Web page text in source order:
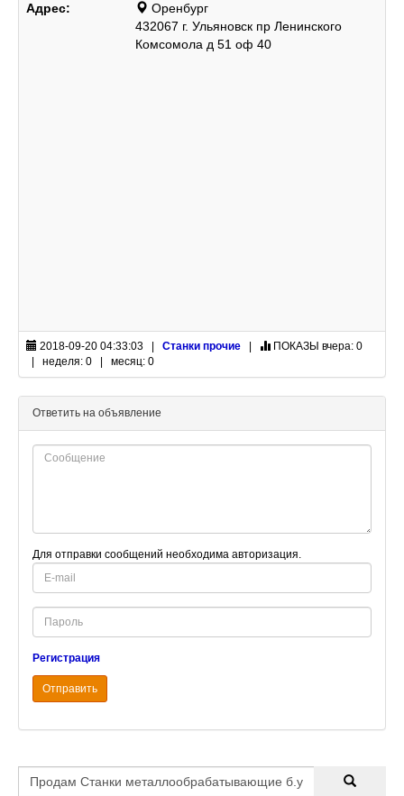
Адрес:
Оренбург
432067 г. Ульяновск пр Ленинского
Комсомола д 51 оф 40
2018-09-20 04:33:03 | Станки прочие ПОКАЗЫ вчера: 0
| неделя: 0 | месяц: 0
Ответить на объявление
Для отправки сообщений необходима авторизация.
E-
mail
Password
Регистрация
Отправить